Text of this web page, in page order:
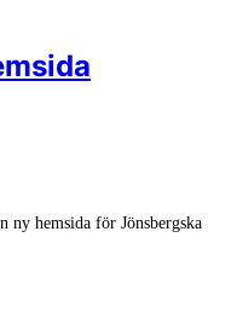
ny hemsida för Jönsbergska